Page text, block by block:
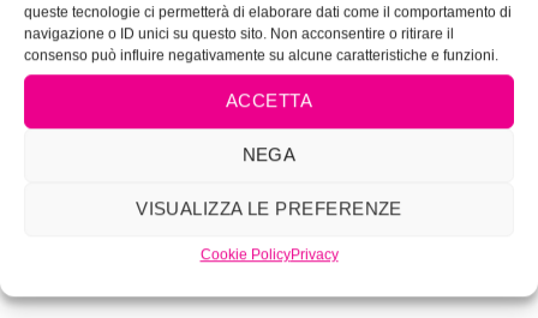
queste tecnologie ci permetterà di elaborare dati come il comportamento di
navigazione o ID unici su questo sito. Non acconsentire o ritirare il
consenso può influire negativamente su alcune caratteristiche e funzioni.
ACCETTA
NEGA
VISUALIZZA LE PREFERENZE
Cookie PolicyPrivacy
24
Mar
Come scegliere il fondotinta
Mar
SELF MAKEUP: consigli trucco
Video Capelli: basta poco per nutrirli !